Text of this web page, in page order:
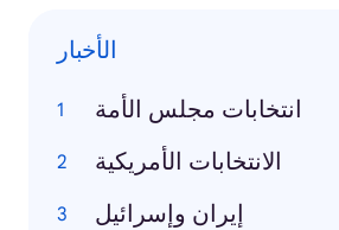
الأخبار
انتخابات مجلس الأمة
الانتخابات الأمريكية
إيران وإسرائيل